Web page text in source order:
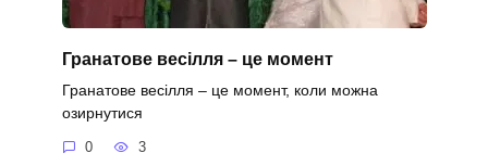
Гранатове весілля – це момент
Гранатове весілля – це момент, коли можна
озирнутися
0 3